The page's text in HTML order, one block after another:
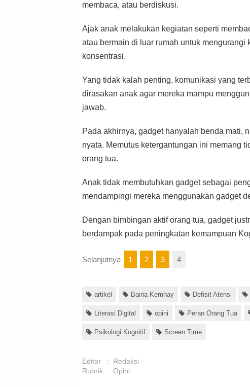
membaca, atau berdiskusi.
Ajak anak melakukan kegiatan seperti
atau bermain di luar rumah untuk
konsentrasi.
Yang tidak kalah penting, komunikasi yang
dirasakan anak agar mereka mampu
jawab.
Pada akhirnya, gadget hanyalah benda mati,
nyata. Memutus ketergantungan ini memang
orang tua.
Anak tidak membutuhkan gadget sebagai
mendampingi mereka menggunakan gadget
Dengan bimbingan aktif orang tua, gadget
berdampak pada peningkatan kemampuan
Selanjutnya 1 2 3 4
artikel Bairia Kemhay Defisit Atensi
Literasi Digital opini Peran Orang Tua
Psikologi Kognitif Screen Time
Editor :
Redaksi
Rubrik : Opini